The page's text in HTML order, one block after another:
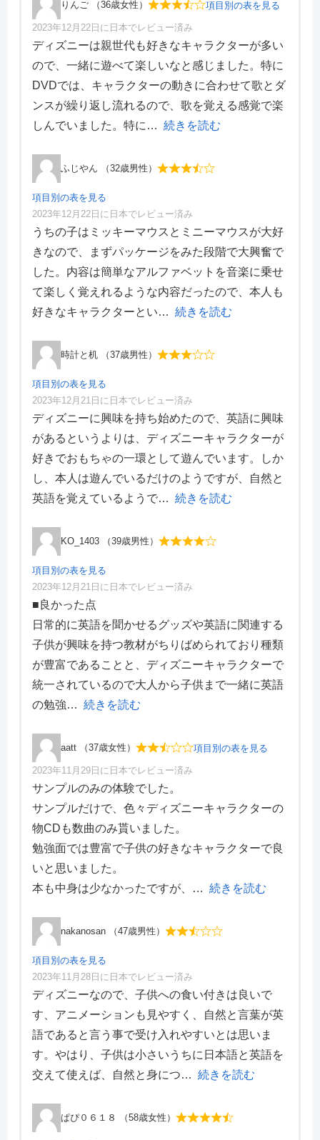
りんご （36歳女性） 項目別の表を見る
項目別評価
価格・料金
4
学習効果
4
サポート体制
4
デザイン性
1
2023年12月22日に日本でレビュー済み
ディズニーは親世代も好きなキャラクターが多い
ので、一緒に遊べて楽しいなと感じました。特に
DVDでは、キャラクターの動きに合わせて歌とダ
ンスが繰り返し流れるので、歌を覚える感覚で楽
しんでいました。特に
続きを読む
ふじやん （32歳男性）
項目別の表を見る
項目別評価
価格・料金
4
学習効果
4
サポート体制
5
デザイン性
2
2023年12月22日に日本でレビュー済み
うちの子はミッキーマウスとミニーマウスが大好
きなので、まずパッケージをみた段階で大興奮で
した。内容は簡単なアルファベットを音楽に乗せ
て楽しく覚えれるような内容だったので、本人も
好きなキャラクターとい
続きを読む
時計と机 （37歳男性）
項目別の表を見る
項目別評価
価格・料金
4
学習効果
3
サポート体制
4
デザイン性
1
2023年12月21日に日本でレビュー済み
ディズニーに興味を持ち始めたので、英語に興味
があるというよりは、ディズニーキャラクターが
好きでおもちゃの一環として遊んでいます。しか
し、本人は遊んでいるだけのようですが、自然と
英語を覚えているようで
続きを読む
KO_1403 （39歳男性）
項目別の表を見る
項目別評価
価格・料金
4
学習効果
4
サポート体制
4
デザイン性
4
2023年12月21日に日本でレビュー済み
■良かった点
日常的に英語を聞かせるグッズや英語に関連する
子供が興味を持つ教材がちりばめられており種類
が豊富であることと、ディズニーキャラクターで
統一されているので大人から子供まで一緒に英語
の勉強
続きを読む
aatt （37歳女性） 項目別の表を見る
項目別評価
価格・料金
4
学習効果
2
サポート体制
4
デザイン性
2023年11月29日に日本でレビュー済み
サンプルのみの体験でした。
サンプルだけで、色々ディズニーキャラクターの
物CDも数曲のみ貰いました。
勉強面では豊富で子供の好きなキャラクターで良
いと思いました。
本も中身は少なかったですが、
続きを読む
nakanosan （47歳男性）
項目別の表を見る
項目別評価
価格・料金
3
学習効果
2
サポート体制
3
デザイン性
3
2023年11月28日に日本でレビュー済み
ディズニーなので、子供への食い付きは良いで
す、アニメーションも見やすく、自然と言葉が英
語であると言う事で受け入れやすいとは思いま
す。やはり、子供は小さいうちに日本語と英語を
交えて使えば、自然と身につ
続きを読む
ぱぴ０６１８ （58歳女性）